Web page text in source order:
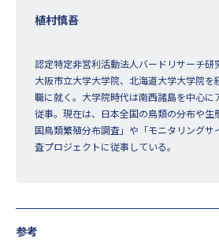
植村慎吾
認定特定非営利活動法人バードリサーチ研
大阪市立大学大学院、北海道大学大学院を
職に就く。大学院時代は南西諸島を中心に
従事。現在は、日本全国の鳥類の分布や生
国鳥類繁殖分布調査」や「モニタリングサ
査プロジェクトに従事している。
参考